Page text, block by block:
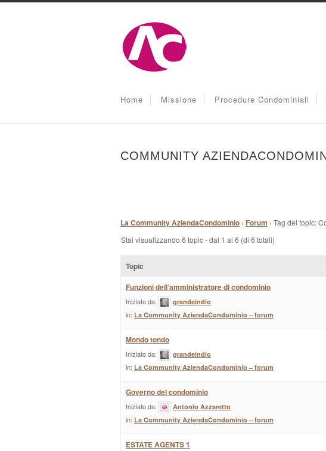
Home Missione Procedure Condominiali
COMMUNITY
La Community AziendaCondominio › Forum › Tag del topic:
Stai visualizzando 6 topic - dal 1 al 6 (di 6 totali)
Topic
Funzioni dell’amministratore di condominio
Iniziato da: grandeindio
in: La Community AziendaCondominio – forum
Mondo tondo
Iniziato da: grandeindio
in: La Community AziendaCondominio – forum
Governo del condominio
Iniziato da: Antonio Azzaretto
in: La Community AziendaCondominio – forum
ESTATE AGENTS 1